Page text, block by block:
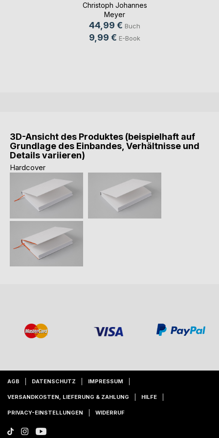
Christoph Johannes
Meyer
44,99 € Buch
9,99 € E-Book
3D-Ansicht des Produktes (beispielhaft auf
Grundlage des Einbandes, Verhältnisse und
Details variieren)
Hardcover
AGB DATENSCHUTZ IMPRESSUM
VERSANDKOSTEN, LIEFERUNG & ZAHLUNG HILFE
PRIVACY-EINSTELLUNGEN WIDERRUF